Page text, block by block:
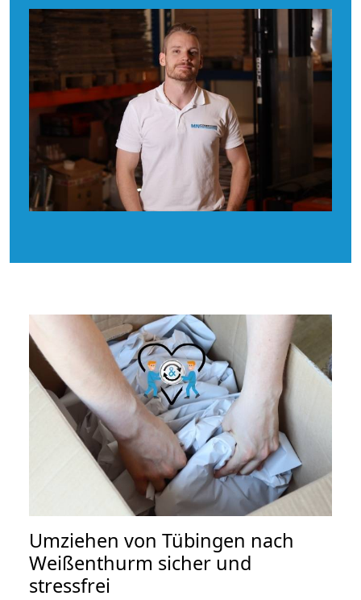
Umziehen von Tübingen nach
Weißenthurm sicher und
stressfrei